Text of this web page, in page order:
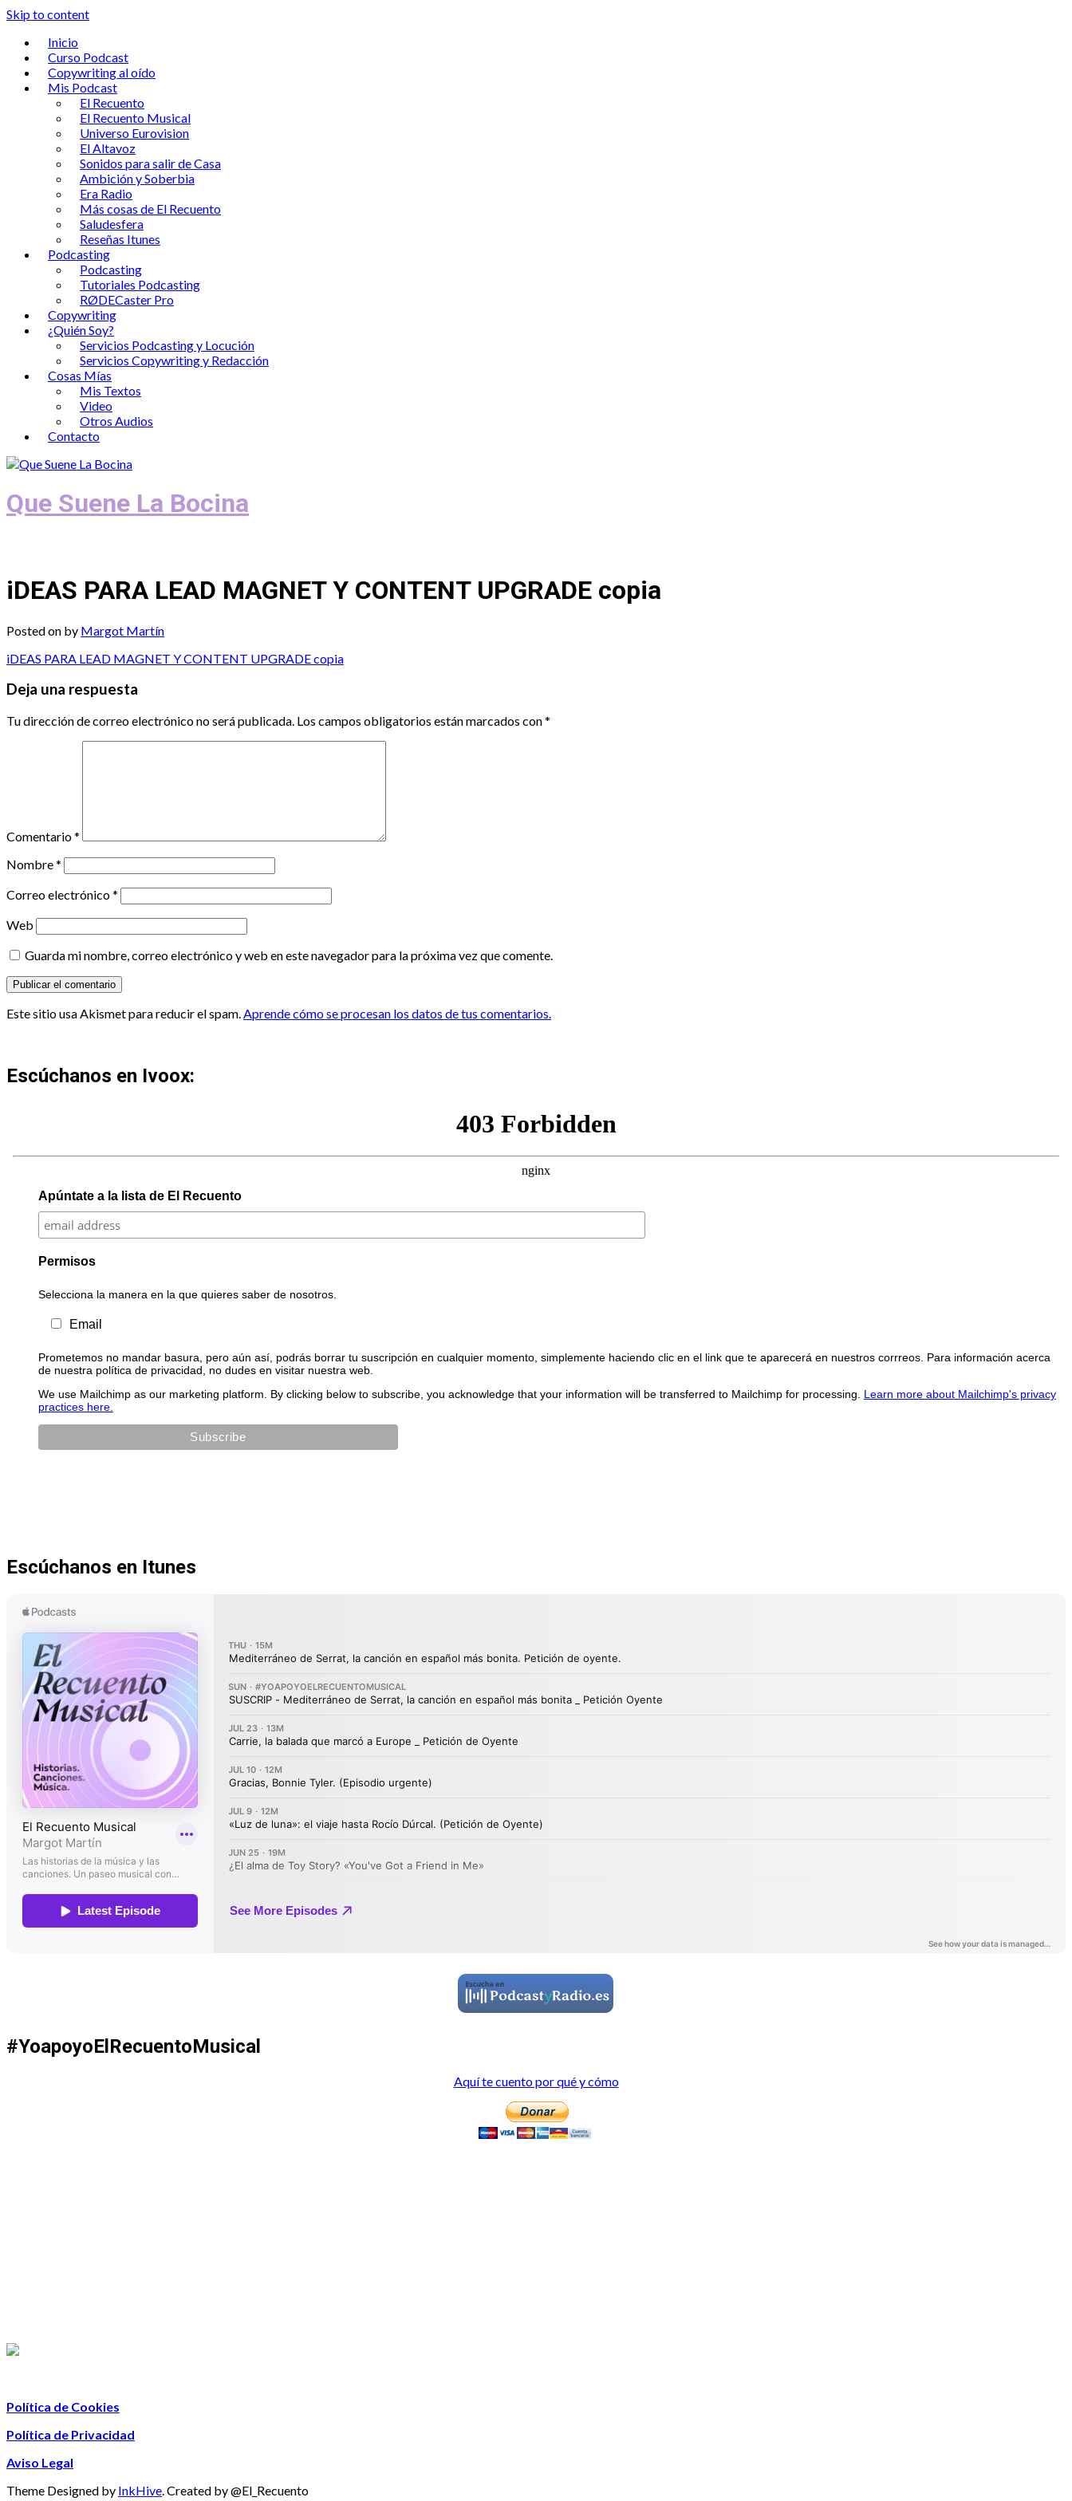
Skip to content
Inicio
Curso Podcast
Copywriting al oído
Mis Podcast
El Recuento
El Recuento Musical
Universo Eurovision
El Altavoz
Sonidos para salir de Casa
Ambición y Soberbia
Era Radio
Más cosas de El Recuento
Saludesfera
Reseñas Itunes
Podcasting
Podcasting
Tutoriales Podcasting
RØDECaster Pro
Copywriting
¿Quién Soy?
Servicios Podcasting y Locución
Servicios Copywriting y Redacción
Cosas Mías
Mis Textos
Video
Otros Audios
Contacto
Que Suene La Bocina
iDEAS PARA LEAD MAGNET Y CONTENT UPGRADE copia
Posted on by Margot Martín
iDEAS PARA LEAD MAGNET Y CONTENT UPGRADE copia
Deja una respuesta
Tu dirección de correo electrónico no será publicada. Los campos obligatorios están marcados con*
Comentario*
Nombre*
Correo electrónico*
Web
Guarda mi nombre, correo electrónico y web en este navegador para la próxima vez que comente.
Este sitio usa Akismet para reducir el spam.Aprende cómo se procesan los datos de tus comentarios.
Escúchanos en Ivoox:
Apúntate a la lista de El Recuento
Permisos
Selecciona la manera en la que quieres saber de nosotros.
Email
Prometemos no mandar basura, pero aún así, podrás borrar tu suscripción en cualquier momento, simplemente haciendo clic en el link que te aparecerá en nuestros corrreos. Para información acerca
de nuestra política de privacidad, no dudes en visitar nuestra web.
We use Mailchimp as our marketing platform. By clicking below to subscribe, you acknowledge that your information will be transferred to Mailchimp for processing. Learn more about Mailchimp's privacy
practices here.
Escúchanos en Itunes
#YoapoyoElRecuentoMusical
Aquí te cuento por qué y cómo
Política de Cookies
Política de Privacidad
Aviso Legal
Theme Designed by InkHive Created by @El_Recuento